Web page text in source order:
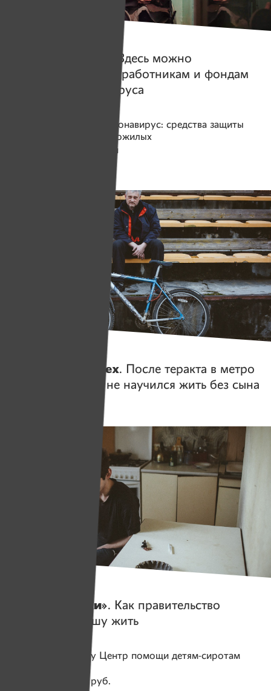
Здесь можно
помочь врачам, соцработникам и фондам
во время коронавируса
Коронавирус: средства защиты
для соцработников и пожилых
Сбор средств завершен
Закрылся от всех. После теракта в метро
Василий Каптюх не научился жить без сына
Саша и «девки». Как правительство
не научило Сашу жить
Помогаем проекту Центр помощи детям-сиротам
169 539 руб.